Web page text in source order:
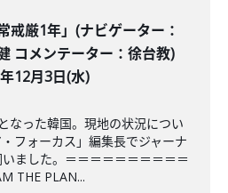
戒厳1年」(ナビゲーター：
コメンテーター：徐台教)
12月3日(水)
なった韓国。現地の状況につい
フォーカス」編集長でジャーナ
ました。＝＝＝＝＝＝＝＝＝＝
THE PLAN...